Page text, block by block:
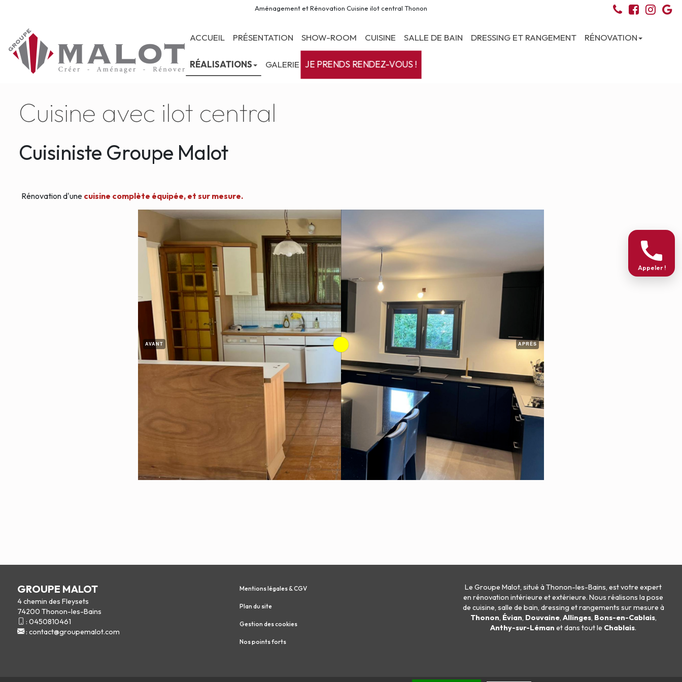
Aménagement et Rénovation Cuisine ilot central Thonon
ACCUEIL PRÉSENTATION SHOW-ROOM CUISINE SALLE DE BAIN DRESSING ET RANGEMENT RÉNOVATION
RÉALISATIONS GALERIE JE PRENDS RENDEZ-VOUS !
Cuisine avec ilot central
Cuisiniste Groupe Malot
Rénovation d'une cuisine complète équipée, et sur mesure.
AVANT APRÈS
GROUPE MALOT
4 chemin des Fleysets
74200 Thonon-les-Bains
: 0450810461
: contact@groupemalot.com
Mentions légales & CGV
Plan du site
Gestion des cookies
Nos points forts
Le Groupe Malot, situé à Thonon-les-Bains, est votre expert
en rénovation intérieure etextérieure. Nous réalisons lapose
de cuisine, salle de bain, dressing etrangements sur mesure à
Thonon, Évian, Douvaine, Allinges, Bons-en-Cablais,
Anthy-sur-Léman et dans tout le Chablais.
Appeler !